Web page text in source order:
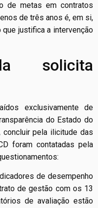
de metas em contratos
de três anos é, em si,
justifica a intervenção
solicita
exclusivamente de
do Estado do
pela ilicitude das
foram contatadas pela
de desempenho
de gestão com os 13
de avaliação estão